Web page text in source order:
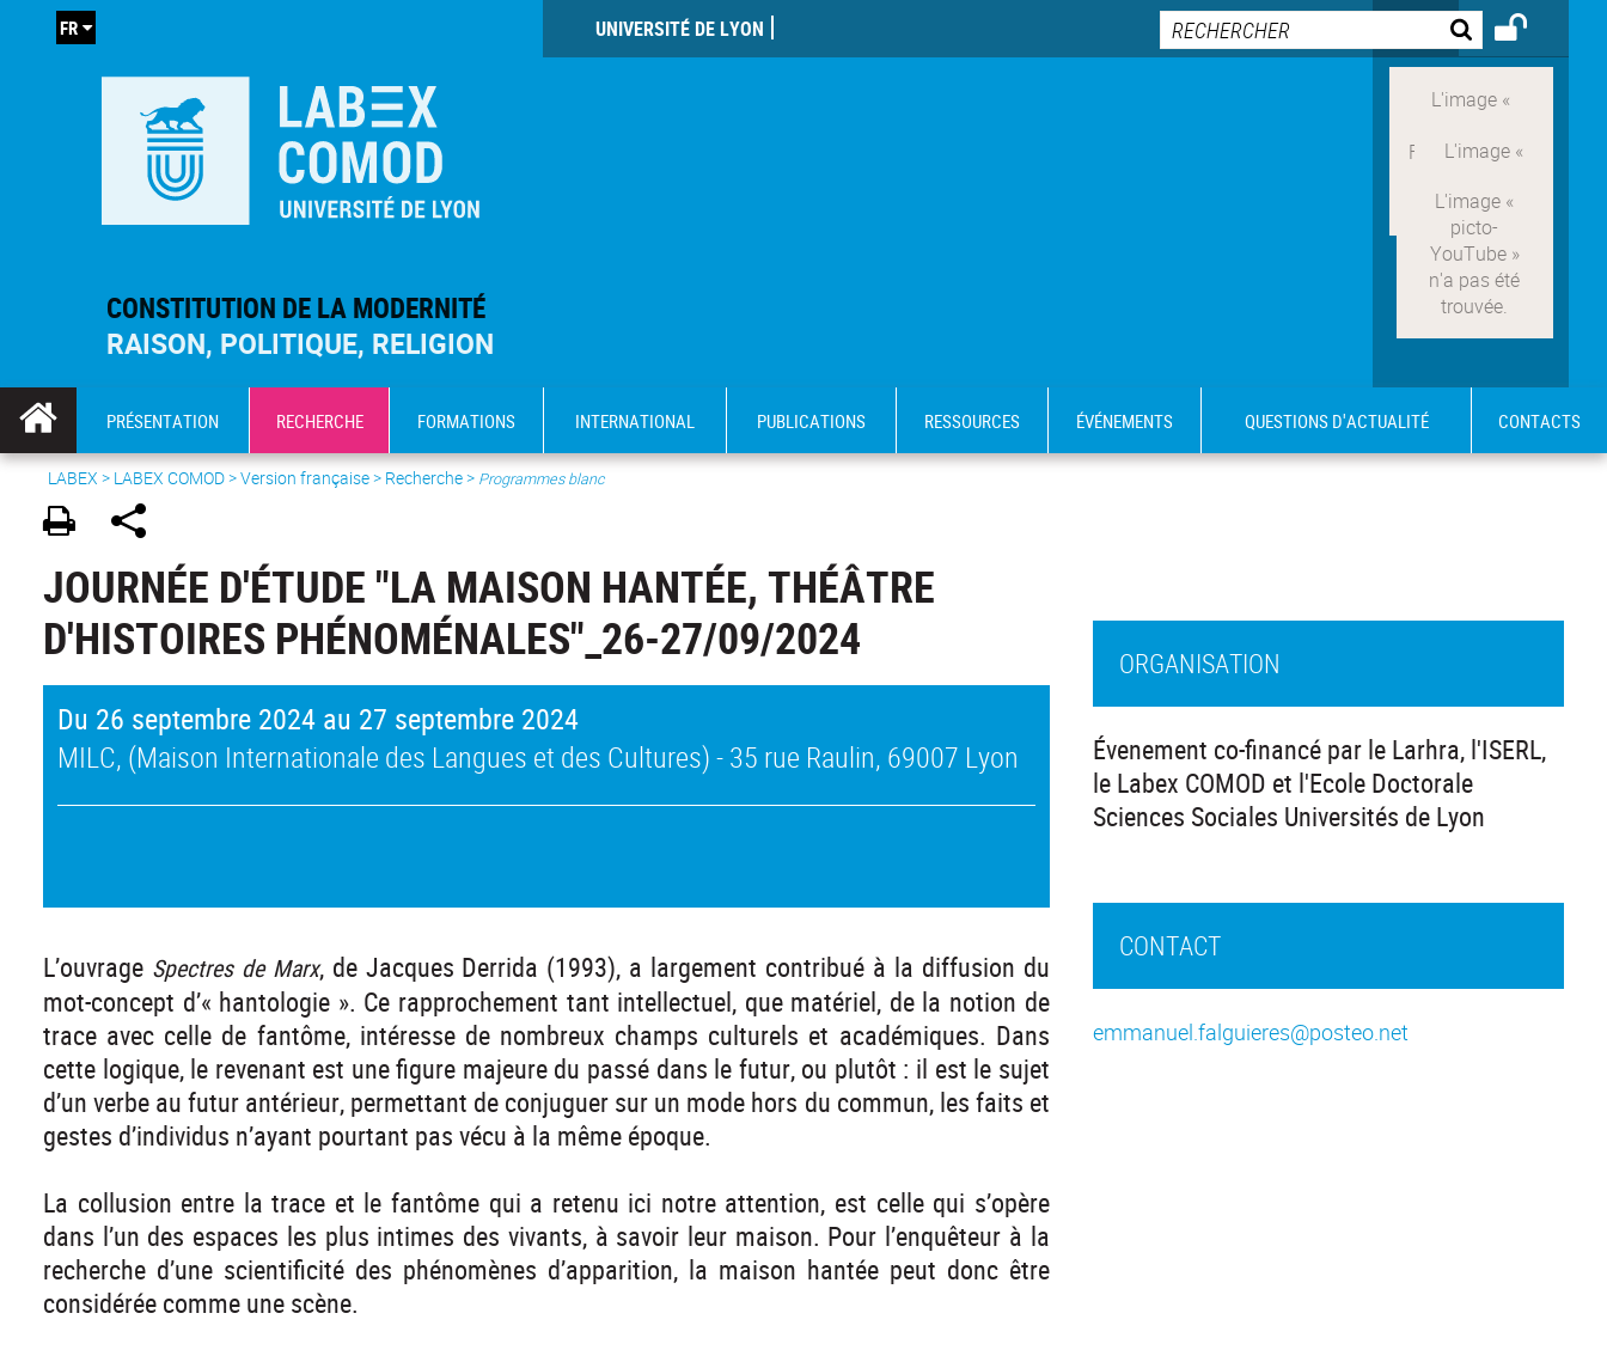
CONSTITUTION DE LA MODERNITÉ
RAISON, POLITIQUE, RELIGION
UNIVERSITÉ DE LYON
FR
PRÉSENTATION RECHERCHE FORMATIONS INTERNATIONAL PUBLICATIONS RESSOURCES ÉVÉNEMENTS QUESTIONS D'ACTUALITÉ CONTACTS
LABEX > LABEX COMOD>Version française> Recherche > Programmes blanc
JOURNÉE D'ÉTUDE "LA MAISON HANTÉE, THÉÂTRE
D'HISTOIRES PHÉNOMÉNALES"_26-27/09/2024
Du 26 septembre 2024 au 27 septembre 2024
MILC, (Maison Internationale des Langues et des Cultures) - 35 rue Raulin, 69007 Lyon
L’ouvrage Spectres de Marx, de Jacques Derrida (1993), a largement contribué à la diffusion du
mot-concept d’« hantologie ». Ce rapprochement tant intellectuel, que matériel, de la notion de
trace avec celle de fantôme, intéresse de nombreux champs culturels et académiques. Dans
cette logique, le revenant est une figure majeure du passé dans le futur, ou plutôt : il est le sujet
d’un verbe au futur antérieur, permettant de conjuguer sur un mode hors du commun, les faits et
gestes d’individus n’ayant pourtant pas vécu à la même époque.
La collusion entre la trace et le fantôme qui a retenu ici notre attention, est celle qui s’opère
dans l’un des espaces les plus intimes des vivants, à savoir leur maison. Pour l’enquêteur à la
recherche d’une scientificité des phénomènes d’apparition, la maison hantée peut donc être
considérée comme une scène.
ORGANISATION
Évenement co-financé par le Larhra, l'ISERL,
le Labex COMOD et l'Ecole Doctorale
Sciences Sociales Universités de Lyon
CONTACT
emmanuel.falguieres@posteo.net